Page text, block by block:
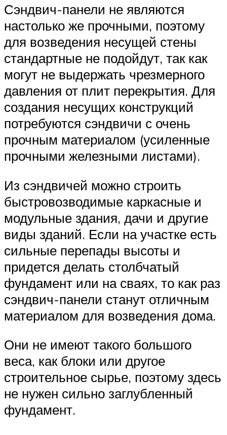
Сэндвич-панели не являются
настолько же прочными, поэтому
для возведения несущей стены
стандартные не подойдут, так как
могут не выдержать чрезмерного
давления от плит перекрытия. Для
создания несущих конструкций
потребуются сэндвичи с очень
прочным материалом (усиленные
прочными железными листами).
Из сэндвичей можно строить
быстровозводимые каркасные и
модульные здания, дачи и другие
виды зданий. Если на участке есть
сильные перепады высоты и
придется делать столбчатый
фундамент или на сваях, то как раз
сэндвич-панели станут отличным
материалом для возведения дома.
Они не имеют такого большого
веса, как блоки или другое
строительное сырье, поэтому здесь
не нужен сильно заглубленный
фундамент.